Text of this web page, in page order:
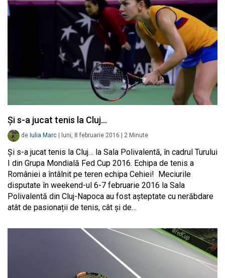
Și s-a jucat tenis la Cluj…
de Iulia Marc luni, 8 februarie 2016 2 Minute
Și s-a jucat tenis la Cluj… la Sala Polivalentă, în cadrul Turului
I din Grupa Mondială Fed Cup 2016. Echipa de tenis a
României a întâlnit pe teren echipa Cehiei! Meciurile
disputate în weekend-ul 6-7 februarie 2016 la Sala
Polivalentă din Cluj-Napoca au fost așteptate cu nerăbdare
atât de pasionații de tenis, cât și de…